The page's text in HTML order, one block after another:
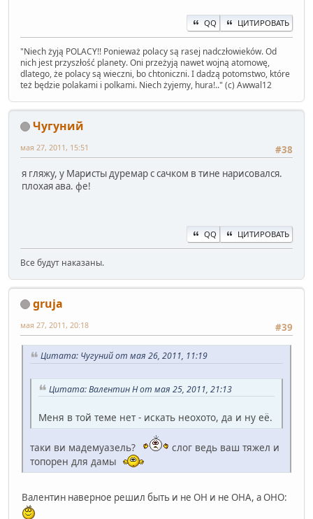
QQ ЦИТИРОВАТЬ
" Niech żyją POLACY!! Ponieważ polacy są rasej nadczłowieków. Od
nich jest przyszłość planety. Oni przeżyją nawet wojną atomowę,
dlatego, że polacy są wieczni, bo chtoniczni. I dadzą potomstwo, które
też będzie polakami i polkami. Niech żyjemy, hura!.." (c) Awwal12
Чугуний
#38
мая 27, 2011, 15:51
я гляжу, у Маристы дуремар с сачком в тине нарисовался.
плохая ава. фе!
QQ ЦИТИРОВАТЬ
Все будут наказаны.
gruja
#39
мая 27, 2011, 20:18
Цитата: Чугуний от мая 26, 2011, 11:19
Цитата: Валентин Н от мая 25, 2011, 21:13
Меня в той теме нет - искать неохото, да и ну её.
таки ви мадемуазель?
слог ведь ваш тяжел и
топорен для дамы
Валентин наверное решил быть и не ОН и не ОНА, а ОНО: